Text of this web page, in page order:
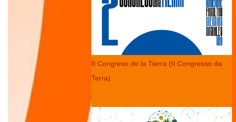
II Congreso de la Tierra (II Congresso da
Terra)